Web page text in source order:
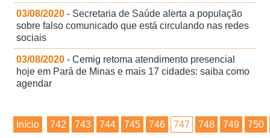
03/08/2020 - Secretaria de Saúde alerta a população
sobre falso comunicado que está circulando nas redes
sociais
03/08/2020 - Cemig retoma atendimento presencial
hoje em Pará de Minas e mais 17 cidades: saiba como
agendar
Início 742 743 744 745 746 747 748 749 750